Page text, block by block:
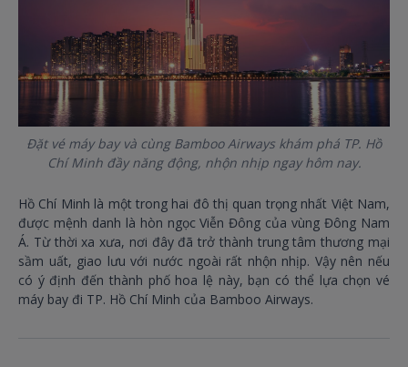
Đặt vé máy bay và cùng Bamboo Airways khám phá TP. Hồ
Chí Minh đầy năng động, nhộn nhịp ngay hôm nay.
Hồ Chí Minh là một trong hai đô thị quan trọng nhất Việt Nam,
được mệnh danh là hòn ngọc Viễn Đông của vùng Đông Nam
Á. Từ thời xa xưa, nơi đây đã trở thành trung tâm thương mại
sầm uất, giao lưu với nước ngoài rất nhộn nhịp. Vậy nên nếu
có ý định đến thành phố hoa lệ này, bạn có thể lựa chọn vé
máy bay đi TP. Hồ Chí Minh của Bamboo Airways.